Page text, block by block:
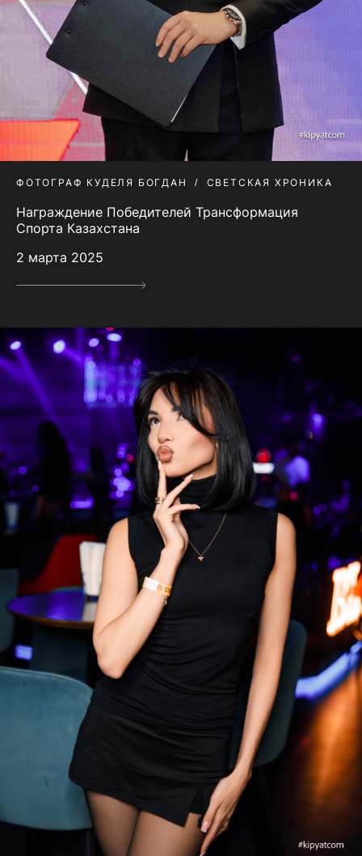
ФОТОГРАФ КУДЕЛЯ БОГДАН СВЕТСКАЯ ХРОНИКА
Награждение Победителей Трансформация
Спорта Казахстана
2 марта 2025